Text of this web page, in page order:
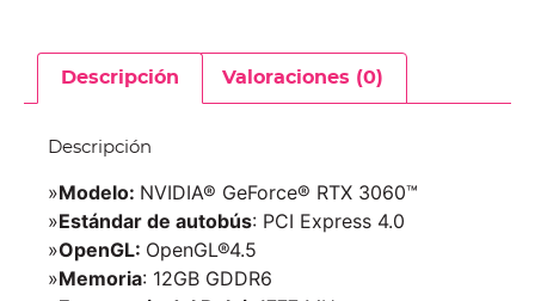
Descripción Valoraciones (0)
Descripción
»Modelo: NVIDIA® GeForce® RTX 3060™
»Estándar de autobús: PCI Express 4.0
»OpenGL: OpenGL®4.5
»Memoria: 12GB GDDR6